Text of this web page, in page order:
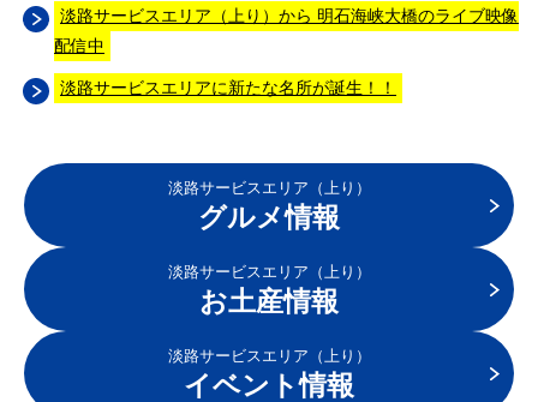
淡路サービスエリア（上り）から 明石海峡大橋のライブ映像
配信中
淡路サービスエリアに新たな名所が誕生！！
淡路サービスエリア（上り）
グルメ情報
淡路サービスエリア（上り）
お土産情報
淡路サービスエリア（上り）
イベント情報